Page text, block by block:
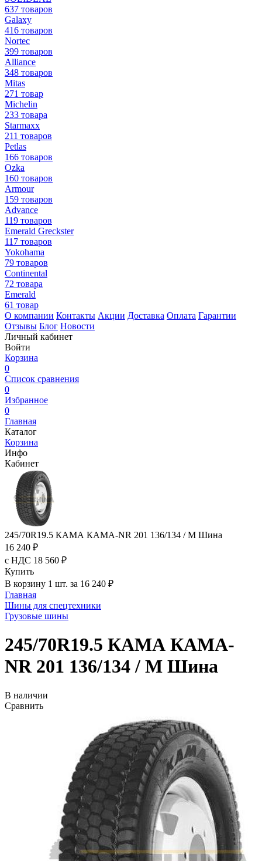
637 товаров
Galaxy
416 товаров
Nortec
399 товаров
Alliance
348 товаров
Mitas
271 товар
Michelin
233 товара
Starmaxx
211 товаров
Petlas
166 товаров
Ozka
160 товаров
Armour
159 товаров
Advance
119 товаров
Emerald Greckster
117 товаров
Yokohama
79 товаров
Continental
72 товара
Emerald
61 товар
О компании Контакты Акции Доставка Оплата Гарантии
Отзывы Блог Новости
Личный кабинет
Войти
Корзина
0
Список сравнения
0
Избранное
0
Главная
Каталог
Корзина
Инфо
Кабинет
245/70R19.5 КАМА КАМА-NR 201 136/134 / M Шина
16 240 ₽
с НДС 18 560 ₽
Купить
В корзину 1 шт. за 16 240 ₽
Главная
Шины для спецтехники
Грузовые шины
245/70R19.5 КАМА КАМА-
NR 201 136/134 / M Шина
В наличии
Сравнить